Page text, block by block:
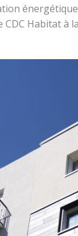
Habitat à